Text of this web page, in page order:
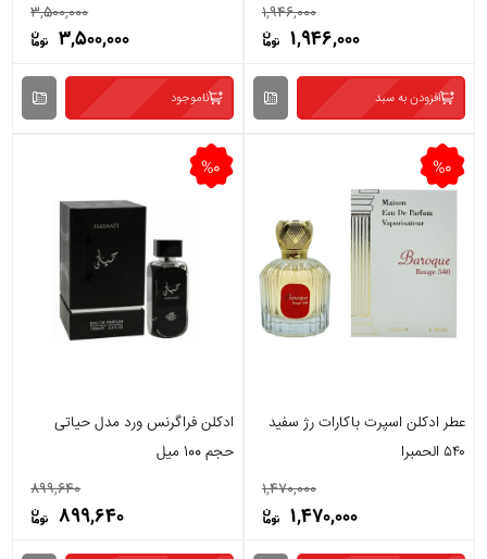
1,946,000
1,946,000
افزودن به سبد
3,500,000
3,500,000
ناموجود
عطر ادکلن اسپرت باکارات رژ سفید
۵۴۰ الحمبرا
1,470,000
%0
1,470,000
ادکلن فراگرنس ورد مدل حیاتی
حجم 100 میل
899,640
%0
899,640